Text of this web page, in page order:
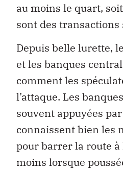
au moins le quart,
sont des transactions
Depuis belle lurette,
et les banques
comment les
l’attaque. Les
souvent appuyées
connaissent bien les
pour barrer la route
moins lorsque